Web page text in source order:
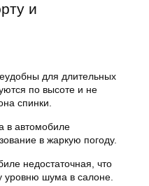
и
для длительных
по высоте и не
спинки.
в автомобиле
в жаркую погоду.
недостаточная, что
уровню шума в салоне.